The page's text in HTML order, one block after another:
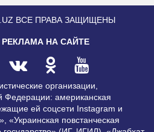
ВСЕ ПРАВА ЗАЩИЩЕНЫ
РЕКЛАМА НА САЙТЕ
организации,
Федерации: американская
ей соцсети Instagram и
«Украинская повстанческая